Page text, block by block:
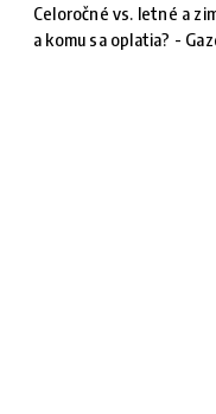
Celoročné vs. letné a
a komu sa oplatia? -